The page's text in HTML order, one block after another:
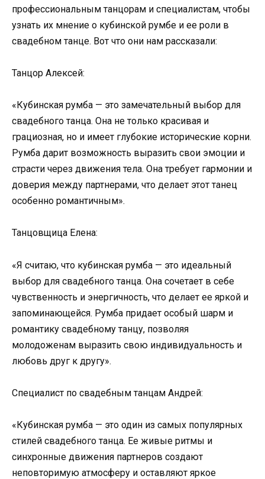
профессиональным танцорам и специалистам, чтобы
узнать их мнение о кубинской румбе и ее роли в
свадебном танце. Вот что они нам рассказали:
Танцор Алексей:
«Кубинская румба — это замечательный выбор для
свадебного танца. Она не только красивая и
грациозная, но и имеет глубокие исторические корни.
Румба дарит возможность выразить свои эмоции и
страсти через движения тела. Она требует гармонии и
доверия между партнерами, что делает этот танец
особенно романтичным».
Танцовщица Елена:
«Я считаю, что кубинская румба — это идеальный
выбор для свадебного танца. Она сочетает в себе
чувственность и энергичность, что делает ее яркой и
запоминающейся. Румба придает особый шарм и
романтику свадебному танцу, позволяя
молодоженам выразить свою индивидуальность и
любовь друг к другу».
Специалист по свадебным танцам Андрей:
«Кубинская румба — это один из самых популярных
стилей свадебного танца. Ее живые ритмы и
синхронные движения партнеров создают
неповторимую атмосферу и оставляют яркое